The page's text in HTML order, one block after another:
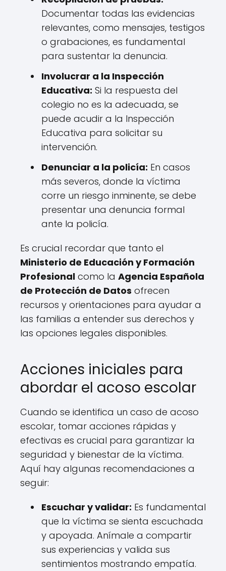
Documentar todas las evidencias
relevantes, como mensajes, testigos
o grabaciones, es fundamental
para sustentar la denuncia.
Involucrar a la Inspección
Educativa: Si la respuesta del
colegio no es la adecuada, se
puede acudir a la Inspección
Educativa para solicitar su
intervención.
Denunciar a la policía: En casos
más severos, donde la víctima
corre un riesgo inminente, se debe
presentar una denuncia formal
ante la policía.
Es crucial recordar que tanto el
Ministerio de Educación y Formación
Profesional como la Agencia Española
de Protección de Datos ofrecen
recursos y orientaciones para ayudar a
las familias a entender sus derechos y
las opciones legales disponibles.
Acciones iniciales para
abordar el acoso escolar
Cuando se identifica un caso de acoso
escolar, tomar acciones rápidas y
efectivas es crucial para garantizar la
seguridad y bienestar de la víctima.
Aquí hay algunas recomendaciones a
seguir:
Escuchar y validar: Es fundamental
que la víctima se sienta escuchada
y apoyada. Anímale a compartir
sus experiencias y valida sus
sentimientos mostrando empatía.